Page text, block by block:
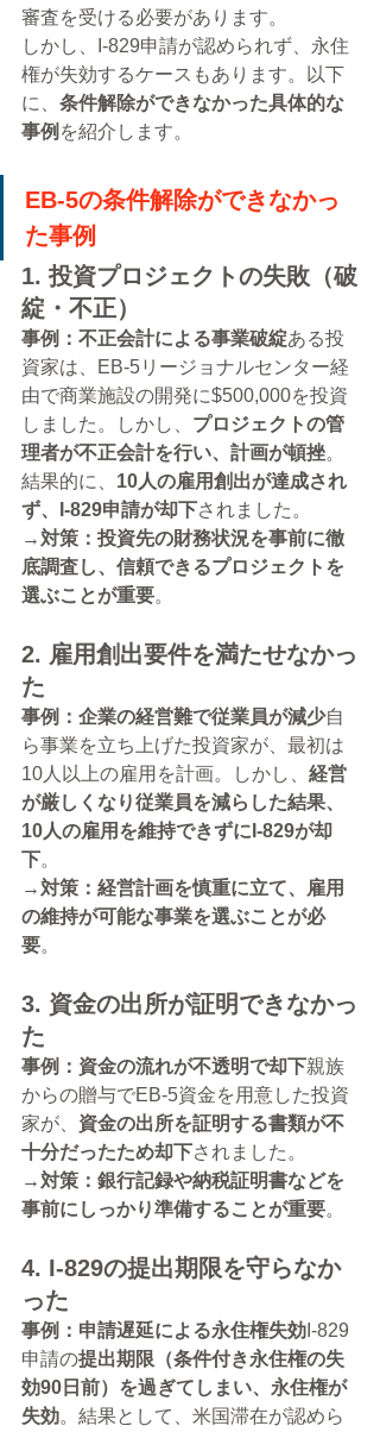
審査を受ける必要があります。
しかし、I-829申請が認められず、永住
権が失効するケースもあります。以下
に、 条件解除ができなかった具体的な
事例 を紹介します。
EB-5の条件解除ができなかっ
た事例
1. 投資プロジェクトの失敗（破
綻・不正）
事例：不正会計による事業破綻ある投
資家は、EB-5リージョナルセンター経
由で商業施設の開発に$500,000を投資
しました。しかし、 プロジェクトの管
理者が不正会計を行い、計画が頓挫。
結果的に、 10人の雇用創出が達成され
ず、I-829申請が却下されました。
→対策：投資先の財務状況を事前に徹
底調査し、信頼できるプロジェクトを
選ぶことが重要。
2. 雇用創出要件を満たせなかっ
た
事例：企業の経営難で従業員が減少自
ら事業を立ち上げた投資家が、最初は
10人以上の雇用を計画。しかし、 経営
が厳しくなり従業員を減らした結果、
10人の雇用を維持できずにI-829が却
下。
→対策：経営計画を慎重に立て、雇用
の維持が可能な事業を選ぶことが必
要。
3. 資金の出所が証明できなかっ
た
事例：資金の流れが不透明で却下親族
からの贈与でEB-5資金を用意した投資
家が、 資金の出所を証明する書類が不
十分だったため却下されました。
→対策：銀行記録や納税証明書などを
事前にしっかり準備することが重要。
4. I-829の提出期限を守らなか
った
事例：申請遅延による永住権失効 I-829
申請の提出期限（条件付き永住権の失
効90日前）を過ぎてしまい、永住権が
失効。結果として、米国滞在が認めら